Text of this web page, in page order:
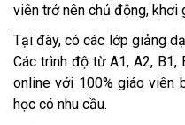
viên trở nên chủ động, khơi
Tại đây, có các lớp giảng
Các trình độ từ A1, A2, B1,
online với 100% giáo viên
học có nhu cầu.